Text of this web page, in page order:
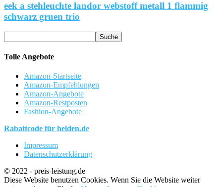
eek a stehleuchte landor webstoff metall 1 flammig
schwarz gruen trio
Tolle Angebote
Amazon-Startseite
Amazon-Empfehlungen
Amazon-Angebote
Amazon-Restposten
Fashion-Angebote
Rabattcode für helden.de
Impressum
Datenschutzerklärung
© 2022 - preis-leistung.de
Diese Website benutzen Cookies. Wenn Sie die Website weiter